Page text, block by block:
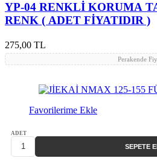
YP-04 RENKLİ KORUMA
RENK ( ADET FİYATIDIR )
275,00 TL
Perakende
Favorilerime Ekle
ADET
SEPETE